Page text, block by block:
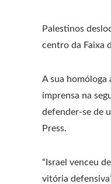
Palestinos
centro da Faixa
A sua homóloga
imprensa na
defender-se de
Press.
“Israel venceu
vitória